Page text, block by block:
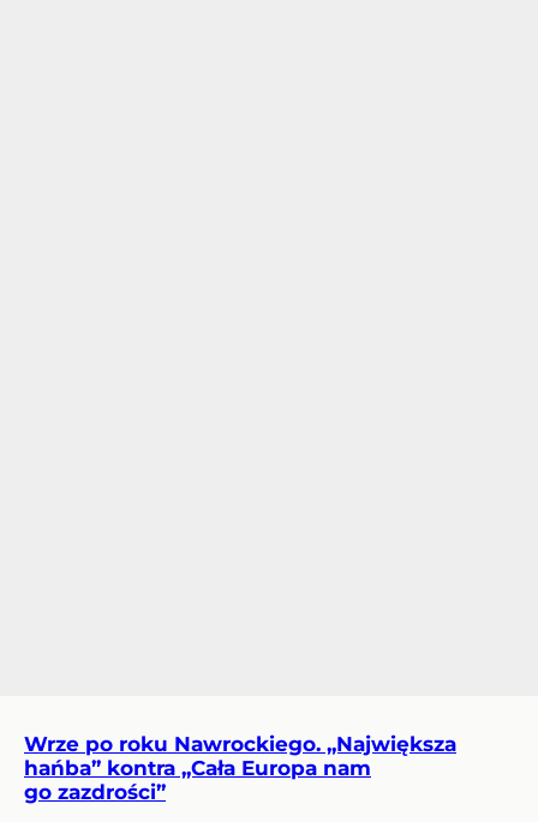
Wrze po roku Nawrockiego. „Największa
hańba” kontra „Cała Europa nam
go zazdrości”